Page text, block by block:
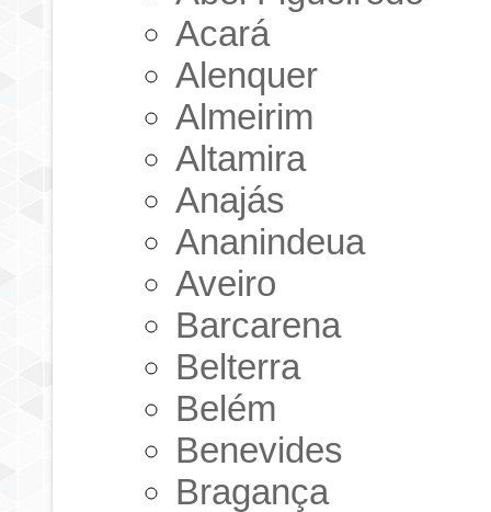
Acará
Alenquer
Almeirim
Altamira
Anajás
Ananindeua
Aveiro
Barcarena
Belterra
Belém
Benevides
Bragança